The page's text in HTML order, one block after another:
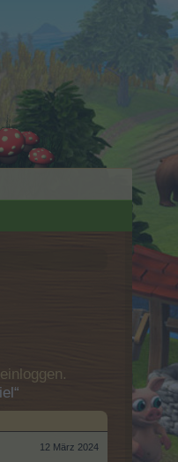
12 März 2024